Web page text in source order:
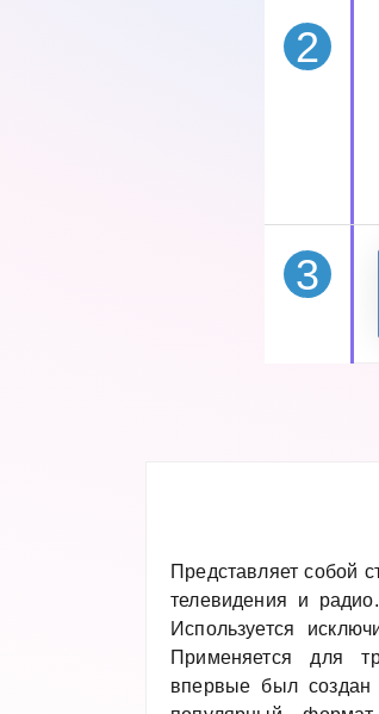
2
3
Представляет собой
телевидения и
Используется
Применяется для
впервые был создан